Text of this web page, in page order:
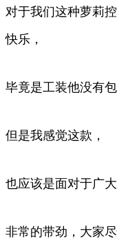
对于我们这种萝莉
快乐，
毕竟是工装他没有
但是我感觉这款，
也应该是面对于广大
非常的带劲，大家